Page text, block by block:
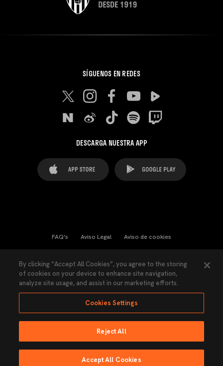
SÍGUENOS EN REDES
DESCARGA NUESTRA APP
FAQ's Aviso Legal Aviso de cookies
Ley Transparencia Política de Privacidad
Accesibilidad
Ninguna parte de esta página puede ser reproducida sin el permiso del Valencia
By clicking “Accept All Cookies”, you agree to the storing
of cookies on your device to enhance site navigation,
analyze site usage, and assist in our marketing efforts.
Cookies Settings
Reject All
Accept All Cookies